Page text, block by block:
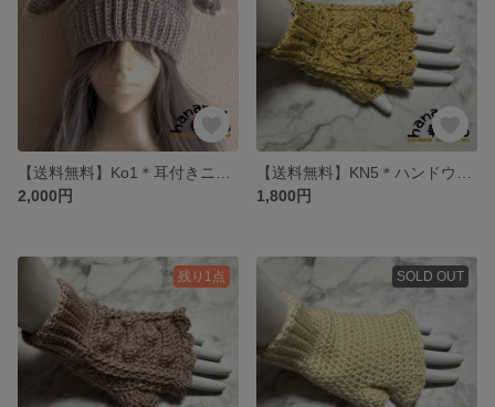
2,000円
1,800円
残り1点 SOLD OUT